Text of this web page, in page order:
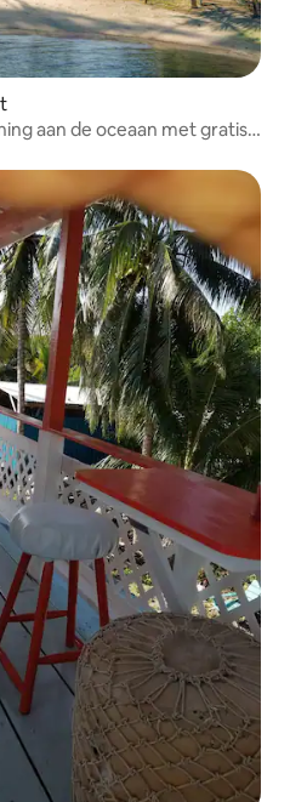
aan de oceaan met gratis